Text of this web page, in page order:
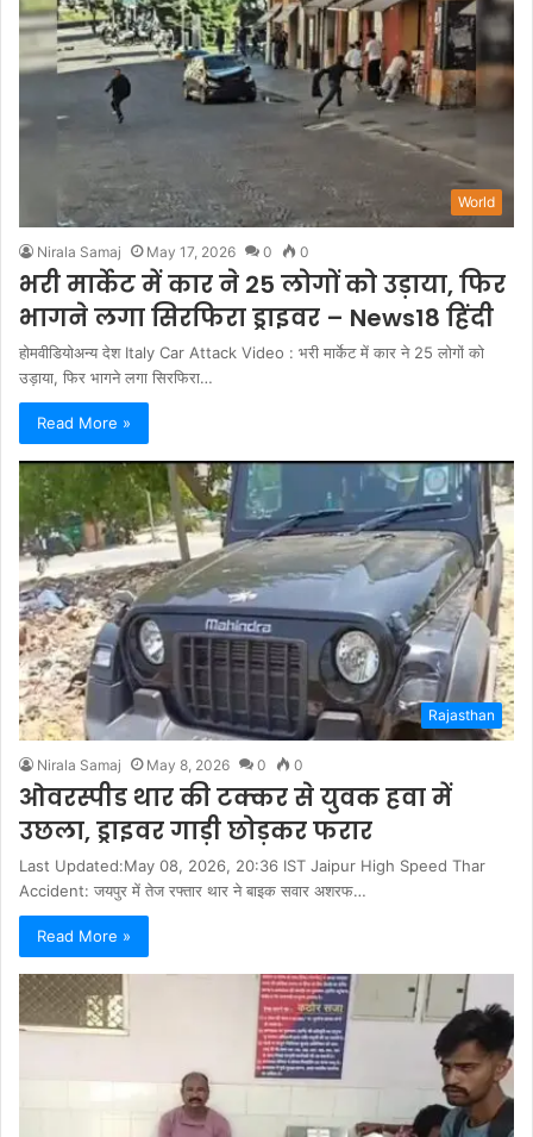
World
Nirala Samaj May 17, 2026 0 0
भरी मार्केट में कार ने 25 लोगों को उड़ाया, फिर
भागने लगा सिरफिरा ड्राइवर – News18 हिंदी
होमवीडियोअन्य देश Italy Car Attack Video : भरी मार्केट में कार ने 25 लोगों को
उड़ाया, फिर भागने लगा सिरफिरा…
Read More »
Rajasthan
Nirala Samaj May 8, 2026 0 0
ओवरस्पीड थार की टक्कर से युवक हवा में
उछला, ड्राइवर गाड़ी छोड़कर फरार
Last Updated:May 08, 2026, 20:36 IST Jaipur High Speed Thar
Accident: जयपुर में तेज रफ्तार थार ने बाइक सवार अशरफ…
Read More »